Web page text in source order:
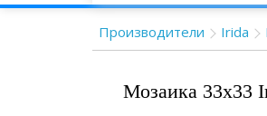
Производители Irida
Мозаика 33x33